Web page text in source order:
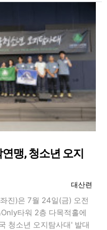
맹, 청소년 오지
등록자
대산련
진)은 7월 24일(금) 오전
타워 2층 다목적홀에
청소년 오지탐사대' 발대